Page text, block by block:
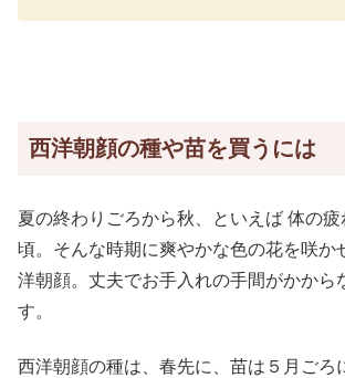
西洋朝顔の種や苗を買うには
夏の終わりごろから秋、といえば 体の
頃。そんな時期に爽やかな色の花を咲か
洋朝顔。丈夫でお手入れの手間がかから
す。
西洋朝顔の種は、春先に、苗は５月ごろ